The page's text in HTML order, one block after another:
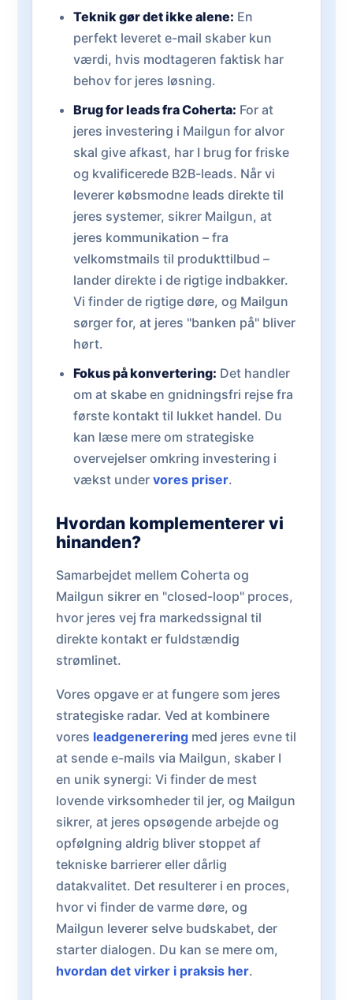
Teknik gør det ikke alene: En
perfekt leveret e-mail skaber kun
værdi, hvis modtageren faktisk har
behov for jeres løsning.
Brug for leads fra Coherta: For at
jeres investering i Mailgun for alvor
skal give afkast, har I brug for friske
og kvalificerede B2B-leads. Når vi
leverer købsmodne leads direkte til
jeres systemer, sikrer Mailgun, at
jeres kommunikation – fra
velkomstmails til produkttilbud –
lander direkte i de rigtige indbakker.
Vi finder de rigtige døre, og Mailgun
sørger for, at jeres "banken på" bliver
hørt.
Fokus på konvertering: Det handler
om at skabe en gnidningsfri rejse fra
første kontakt til lukket handel. Du
kan læse mere om strategiske
overvejelser omkring investering i
vækst under vores priser.
Hvordan komplementerer vi
hinanden?
Samarbejdet mellem Coherta og
Mailgun sikrer en "closed-loop" proces,
hvor jeres vej fra markedssignal til
direkte kontakt er fuldstændig
strømlinet.
Vores opgave er at fungere som jeres
strategiske radar. Ved at kombinere
vores leadgenerering med jeres evne til
at sende e-mails via Mailgun, skaber I
en unik synergi: Vi finder de mest
lovende virksomheder til jer, og Mailgun
sikrer, at jeres opsøgende arbejde og
opfølgning aldrig bliver stoppet af
tekniske barrierer eller dårlig
datakvalitet. Det resulterer i en proces,
hvor vi finder de varme døre, og
Mailgun leverer selve budskabet, der
starter dialogen. Du kan se mere om,
hvordan det virker i praksis her.